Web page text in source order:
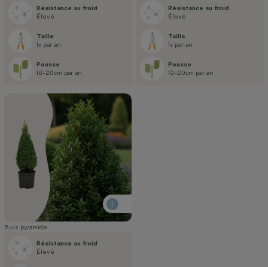
Résistance au froid
Élevé
Taille
1x par an
Pousse
10-20cm par an
Résistance au froid
Élevé
Taille
1x par an
Pousse
10-20cm par an
Buis pyramide
Résistance au froid
Élevé